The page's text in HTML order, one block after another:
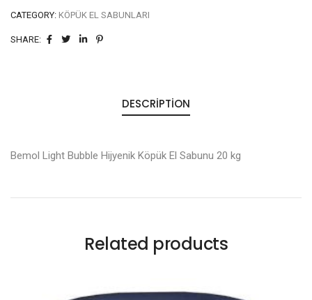
CATEGORY: KÖPÜK EL SABUNLARI
SHARE:
DESCRIPTION
Bemol Light Bubble Hijyenik Köpük El Sabunu 20 kg
Related products